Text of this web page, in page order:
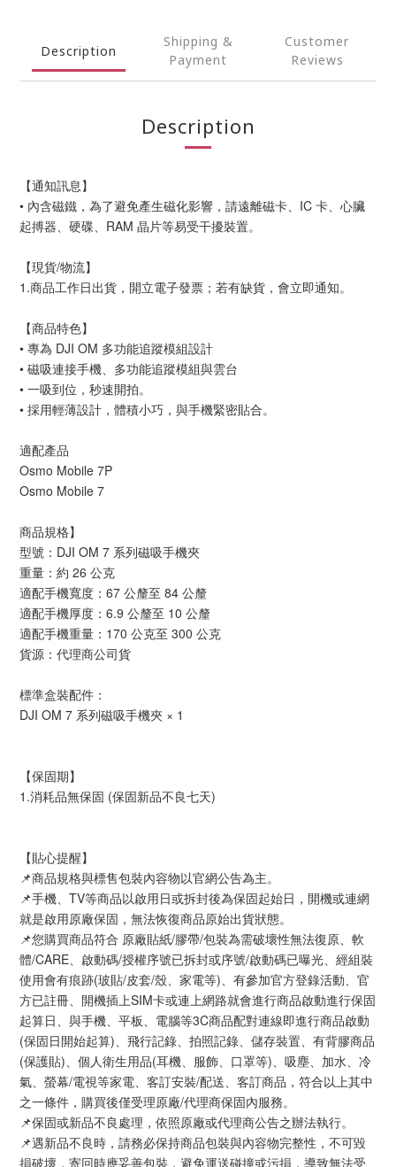
Description
Shipping &
Payment
Customer
Reviews
Description
【通知訊息】
• 內含磁鐵，為了避免產生磁化影響，請遠離磁卡、IC 卡、心臟
起搏器、硬碟、RAM 晶片等易受干擾裝置。
【現貨/物流】
1.商品工作日出貨，開立電子發票；若有缺貨，會立即通知。
【商品特色】
• 專為 DJI OM 多功能追蹤模組設計
• 磁吸連接手機、多功能追蹤模組與雲台
• 一吸到位，秒速開拍。
• 採用輕薄設計，體積小巧，與手機緊密貼合。
適配產品
Osmo Mobile 7P
Osmo Mobile 7
商品規格】
型號：DJI OM 7 系列磁吸手機夾
重量：約 26 公克
適配手機寬度：67 公釐至 84 公釐
適配手機厚度：6.9 公釐至 10 公釐
適配手機重量：170 公克至 300 公克
貨源：代理商公司貨
標準盒裝配件：
DJI OM 7 系列磁吸手機夾 × 1
【保固期】
1.消耗品無保固 (保固新品不良七天)
【貼心提醒】
📌商品規格與標售包裝內容物以官網公告為主。
📌手機、TV等商品以啟用日或拆封後為保固起始日，開機或連網
就是啟用原廠保固，無法恢復商品原始出貨狀態。
📌您購買商品符合 原廠貼紙/膠帶/包裝為需破壞性無法復原、軟
體/CARE、啟動碼/授權序號已拆封或序號/啟動碼已曝光、經組裝
使用會有痕跡(玻貼/皮套/殼、家電等)、有參加官方登錄活動、官
方已註冊、開機插上SIM卡或連上網路就會進行商品啟動進行保固
起算日、與手機、平板、電腦等3C商品配對連線即進行商品啟動
(保固日開始起算)、飛行記錄、拍照記錄、儲存裝置、有背膠商品
(保護貼)、個人衛生用品(耳機、服飾、口罩等)、吸塵、加水、冷
氣、螢幕/電視等家電、客訂安裝/配送、客訂商品，符合以上其中
之一條件，購買後僅受理原廠/代理商保固內服務。
📌保固或新品不良處理，依照原廠或代理商公告之辦法執行。
📌遇新品不良時，請務必保持商品包裝與內容物完整性，不可毀
損破壞，寄回時應妥善包裝，避免運送碰撞或污損，導致無法受